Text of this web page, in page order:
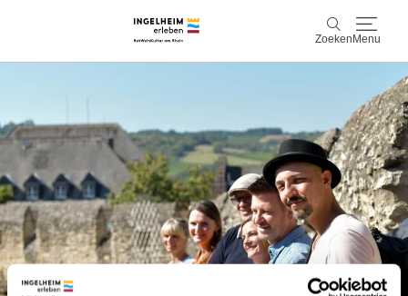
Zoeken Menu
Zoeken
Wijn & Plezier
Kaiserpfalz, geschiedenis & cultuur
Plan & Book